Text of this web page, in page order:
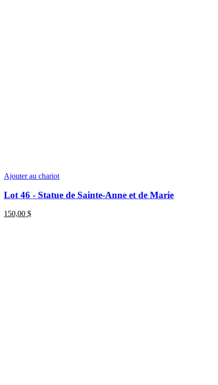
Ajouter au chariot
Lot 46 - Statue de Sainte-Anne et de Marie
150,00 $